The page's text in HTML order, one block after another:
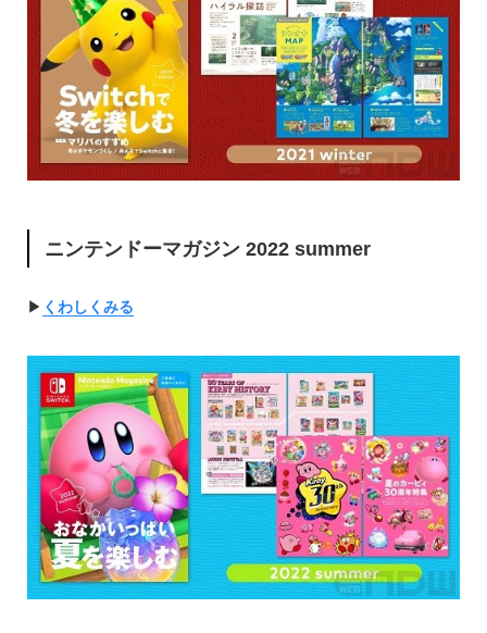
ニンテンドーマガジン 2022 summer
▶︎ くわしくみる